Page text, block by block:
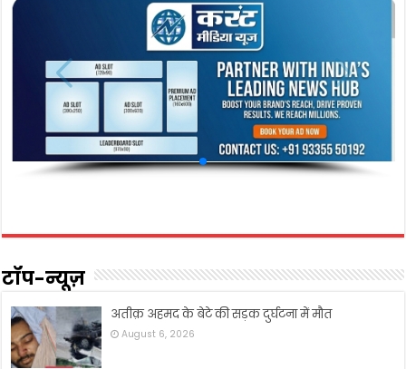
टॉप-न्यूज़
अतीक़ अहमद के बेटे की सड़क दुर्घटना में मौत
August 6, 2026